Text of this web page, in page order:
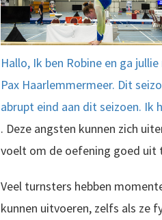
Hallo, Ik ben Robine en ga
Pax Haarlemmermeer. Dit
abrupt eind aan dit seizoen. Ik
. Deze angsten kunnen zich
voelt om de oefening goed uit
Veel turnsters hebben
kunnen uitvoeren, zelfs als ze